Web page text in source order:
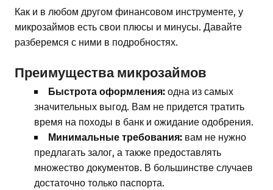
Как и в любом другом финансовом инструменте, у
микрозаймов есть свои плюсы и минусы. Давайте
разберемся с ними в подробностях.
Преимущества микрозаймов
Быстрота оформления: одна из самых
значительных выгод. Вам не придется тратить
время на походы в банк и ожидание одобрения.
Минимальные требования: вам не нужно
предлагать залог, а также предоставлять
множество документов. В большинстве случаев
достаточно только паспорта.